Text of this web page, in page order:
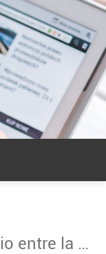
Discusión sobre el equilibrio entre la cantidad de retardante de llama agregado y el rendimiento de las telas de cortina